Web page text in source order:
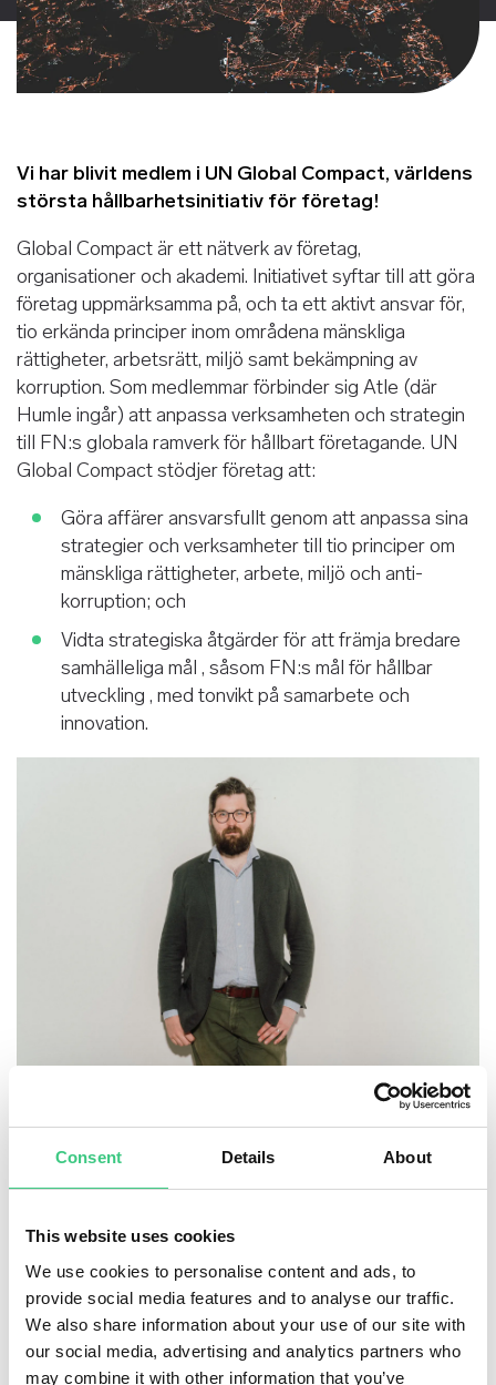
Consent Details About
This website uses cookies
We use cookies to personalise content and ads, to
provide social media features and to analyse our traffic.
We also share information about your use of our site with
our social media, advertising and analytics partners who
may combine it with other information that you’ve
Vi har blivit medlem i UN Global Compact, världens
största hållbarhetsinitiativ för företag!
Global Compact är ett nätverk av företag,
organisationer och akademi. Initiativet syftar till att göra
företag uppmärksamma på, och ta ett aktivt ansvar för,
tio erkända principer inom områdena mänskliga
rättigheter, arbetsrätt, miljö samt bekämpning av
korruption. Som medlemmar förbinder sig Atle (där
Humle ingår) att anpassa verksamheten och strategin
till FN:s globala ramverk för hållbart företagande. UN
Global Compact stödjer företag att:
Göra affärer ansvarsfullt genom att anpassa sina
strategier och verksamheter till tio principer om
mänskliga rättigheter, arbete, miljö och anti-
korruption; och
Vidta strategiska åtgärder för att främja bredare
samhälleliga mål , såsom FN:s mål för hållbar
utveckling , med tonvikt på samarbete och
innovation.
– En av fördelarna med att bygga ett nytt företag från
grunden som vi gör på Atle är att vi kan forma
affärsmodellen och processerna i linje med Global
Compacts principer för hållbart företagande från
medlemmar och att vi kan dela vår inställning till
transparens och ansvarstagande med omvärlden,
säger Atles hållbarhetsansvarige David Seekell.
Global rörelse för näringslivet